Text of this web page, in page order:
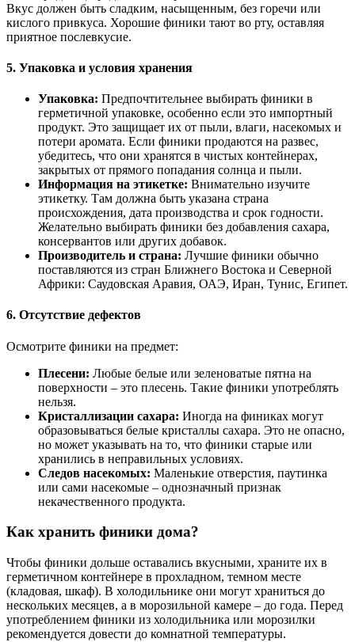
Вкус должен быть сладким, насыщенным, без горечи или
кислого привкуса. Хорошие финики тают во рту, оставляя
приятное послевкусие.
5. Упаковка и условия хранения
Упаковка: Предпочтительнее выбирать финики в
герметичной упаковке, особенно если это импортный
продукт. Это защищает их от пыли, влаги, насекомых и
потери аромата. Если финики продаются на развес,
убедитесь, что они хранятся в чистых контейнерах,
закрытых от прямого попадания солнца и пыли.
Информация на этикетке: Внимательно изучите
этикетку. Там должна быть указана страна
происхождения, дата производства и срок годности.
Желательно выбирать финики без добавления сахара,
консервантов или других добавок.
Производитель и страна: Лучшие финики обычно
поставляются из стран Ближнего Востока и Северной
Африки: Саудовская Аравия, ОАЭ, Иран, Тунис, Египет.
6. Отсутствие дефектов
Осмотрите финики на предмет:
Плесени: Любые белые или зеленоватые пятна на
поверхности – это плесень. Такие финики употреблять
нельзя.
Кристаллизации сахара: Иногда на финиках могут
образовываться белые кристаллы сахара. Это не опасно,
но может указывать на то, что финики старые или
хранились в неправильных условиях.
Следов насекомых: Маленькие отверстия, паутинка
или сами насекомые – однозначный признак
некачественного продукта.
Как хранить финики дома?
Чтобы финики дольше оставались вкусными, храните их в
герметичном контейнере в прохладном, темном месте
(кладовая, шкаф). В холодильнике они могут храниться до
нескольких месяцев, а в морозильной камере – до года. Перед
употреблением финики из холодильника или морозилки
рекомендуется довести до комнатной температуры.